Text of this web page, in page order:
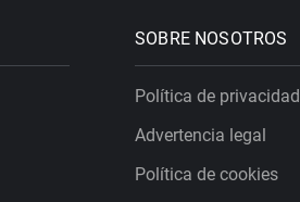
SOBRE NOSOTROS
Política de privacidad
Advertencia legal
Política de cookies